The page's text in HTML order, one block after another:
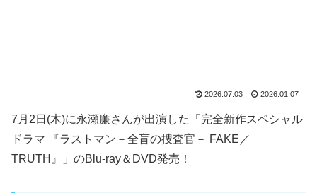
2026.07.03 2026.01.07
7月2日(木)に永瀬廉さんが出演した「完全新作スペシャル
ドラマ 『ラストマン－全盲の捜査官－ FAKE／
TRUTH』」のBlu-ray＆DVD発売！